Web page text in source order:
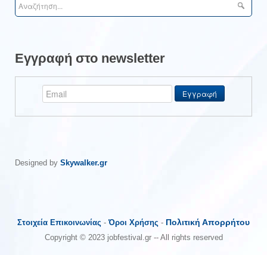
Εγγραφή στο newsletter
Designed by Skywalker.gr
Στοιχεία Επικοινωνίας -Όροι Χρήσης - Πολιτική Απορρήτου
Copyright © 2023 jobfestival.gr -- All rights reserved